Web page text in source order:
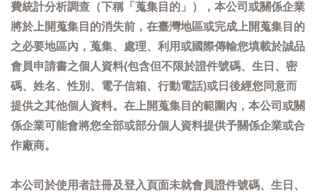
費統計分析調查（下稱「蒐集目的」），本公司或關係企業
將於上開蒐集目的消失前，在臺灣地區或完成上開蒐集目的
之必要地區內，蒐集、處理、利用或國際傳輸您填載於誠品
會員申請書之個人資料(包含但不限於證件號碼、生日、密
碼、姓名、性別、電子信箱、行動電話)或日後經您同意而
提供之其他個人資料。在上開蒐集目的範圍內，本公司或關
係企業可能會將您全部或部分個人資料提供予關係企業或合
作廠商。
本公司於使用者註冊及登入頁面未就會員證件號碼、生日、